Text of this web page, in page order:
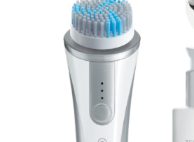
LR ZEITGARD RACINE
LR ZEITGARD SEROX
LR ZEITGARD SISTEMUL ANTI-
ÎMBĂTRÂNIRE
LR ZEITGARD SISTEMUL DE CURĂŢARE
LR ZEITGARD ÎNGRIJIRE SPECIALĂ
LR ZEITGARD ÎNGRIJIREA TENULUI
PROTECŢIE SOLARĂ